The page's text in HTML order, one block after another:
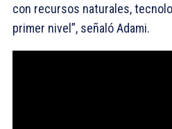
con recursos naturales,
primer nivel”, señaló Adami.